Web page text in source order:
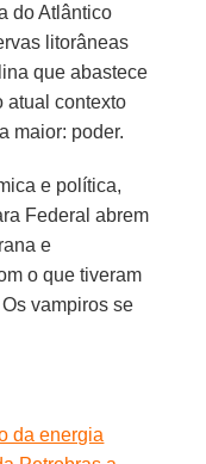
do Atlântico
litorâneas
que abastece
atual contexto
maior: poder.
e política,
Federal abrem
e
o que tiveram
vampiros se
da energia